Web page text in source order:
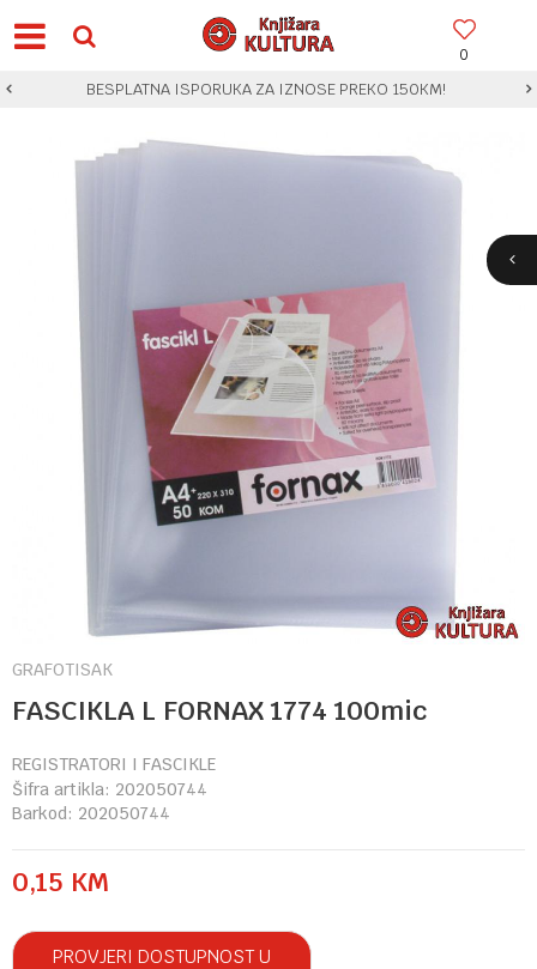
0
BESPLATNA ISPORUKA ZA IZNOSE PREKO 150KM!
GRAFOTISAK
FASCIKLA L FORNAX 1774 100mic
REGISTRATORI I FASCIKLE
Šifra artikla: 202050744
Barkod: 202050744
0,15 KM
PROVJERI DOSTUPNOST U